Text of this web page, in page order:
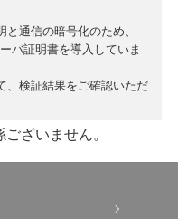
と通信の暗号化のため、
バ証明書を導入していま
、検証結果をご確認いただ
ざいません。